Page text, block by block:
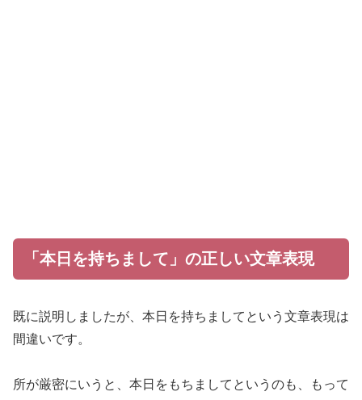
「本日を持ちまして」の正しい文章表現
既に説明しましたが、本日を持ちましてという文章表現は
間違いです。
所が厳密にいうと、本日をもちましてというのも、もって